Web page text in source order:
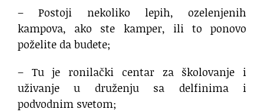
– Postoji nekoliko lepih, ozelenjenih
kampova, ako ste kamper, ili to ponovo
poželite da budete;
– Tu je ronilački centar za školovanje i
uživanje u druženju sa delfinima i
podvodnim svetom;